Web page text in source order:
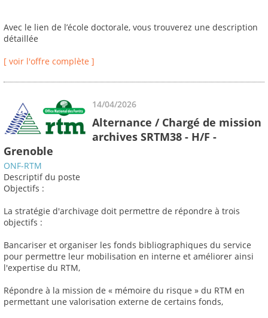
Avec le lien de l’école doctorale, vous trouverez une description
détaillée
[ voir l'offre complète ]
14/04/2026
Alternance / Chargé de mission
archives SRTM38 - H/F -
Grenoble
ONF-RTM
Descriptif du poste
Objectifs :
La stratégie d'archivage doit permettre de répondre à trois
objectifs :
Bancariser et organiser les fonds bibliographiques du service
pour permettre leur mobilisation en interne et améliorer ainsi
l'expertise du RTM,
Répondre à la mission de « mémoire du risque » du RTM en
permettant une valorisation externe de certains fonds,